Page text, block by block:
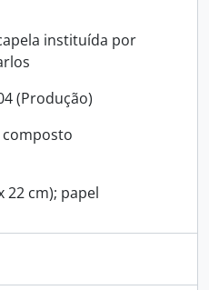
instituída por
(Produção)
22 cm); papel